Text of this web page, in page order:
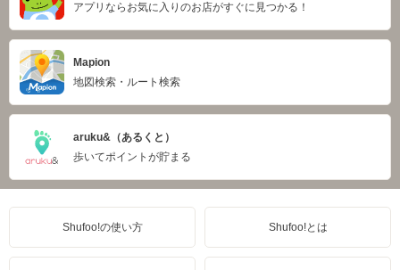
アプリならお気に入りのお店がすぐに見つかる！
Mapion
地図検索・ルート検索
aruku&（あるくと）
歩いてポイントが貯まる
Shufoo!の使い方 Shufoo!とは